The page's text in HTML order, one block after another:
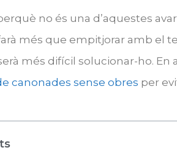
no és una d’aquestes
més que empitjorar amb el
més difícil solucionar-ho.
canonades sense obres per